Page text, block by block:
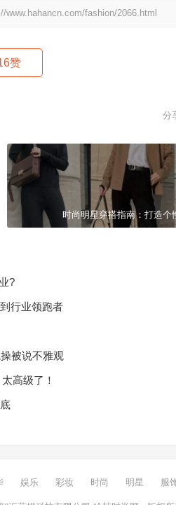
www.hahancn.com/fashion/2066.html
赞
时尚明星穿搭指南：打造个
?
行业领跑者
被说不雅观
高级了！
娱乐 彩妆 时尚 明星 服